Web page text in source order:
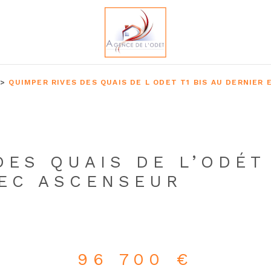
QUIMPER RIVES DES QUAIS DE L ODET T1 BIS AU DERNIER
QUAIS DE
ASCENSEUR
96 700 €